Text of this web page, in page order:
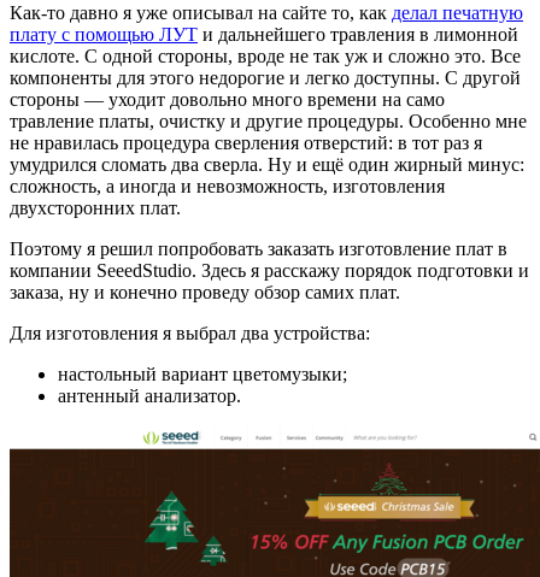
Как-то давно я уже описывал на сайте то, как делал печатную
плату с помощью ЛУТ и дальнейшего травления в лимонной
кислоте. С одной стороны, вроде не так уж и сложно это. Все
компоненты для этого недорогие и легко доступны. С другой
стороны — уходит довольно много времени на само
травление платы, очистку и другие процедуры. Особенно мне
не нравилась процедура сверления отверстий: в тот раз я
умудрился сломать два сверла. Ну и ещё один жирный минус:
сложность, а иногда и невозможность, изготовления
двухсторонних плат.
Поэтому я решил попробовать заказать изготовление плат в
компании SeeedStudio. Здесь я расскажу порядок подготовки и
заказа, ну и конечно проведу обзор самих плат.
Для изготовления я выбрал два устройства:
настольный вариант цветомузыки;
антенный анализатор.